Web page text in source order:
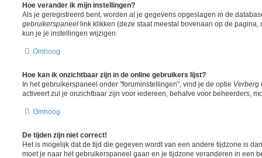
Hoe verander ik mijn instellingen?
Als je geregistreerd bent, worden al je gegevens opgeslagen in de
gebruikerspaneel link klikken (deze staat meestal bovenaan op de
kun je je instellingen wijzigen.
Omhoog
Hoe kan ik onzichtbaar zijn in de online gebruikers lijst?
In het gebruikerspaneel onder "foruminstellingen", vind je de optie Verberg
activeert zul je onzichtbaar zijn voor iedereen, behalve voor beheerders,
Omhoog
De tijden zijn niet correct!
Het is mogelijk dat de tijd die gegeven wordt van een andere tijdzone is
moet je naar het gebruikerspaneel gaan en je tijdzone veranderen in een